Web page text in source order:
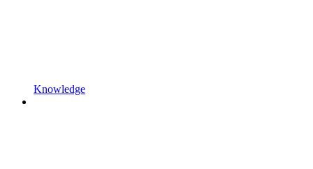
Knowledge